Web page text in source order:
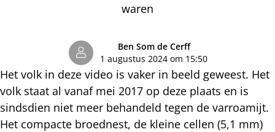
waren
Ben Som de Cerff
1 augustus 2024 om 15:50
Het volk in deze video is vaker in beeld geweest. Het
volk staat al vanaf mei 2017 op deze plaats en is
sindsdien niet meer behandeld tegen de varroamijt.
Het compacte broednest, de kleine cellen (5,1 mm)